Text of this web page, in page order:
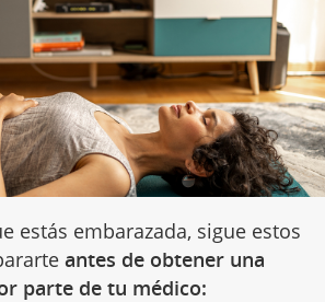
estás embarazada, sigue estos
antes de obtener una
parte de tu médico: